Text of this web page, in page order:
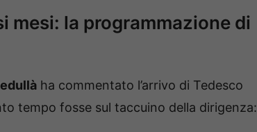
mesi: la programmazione di
ha commentato l’arrivo di Tedesco
tempo fosse sul taccuino della dirigenza: